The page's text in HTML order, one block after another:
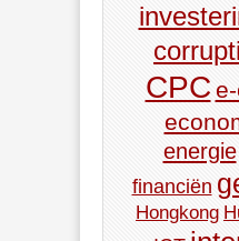
CPC
energie
financiën
Hongkong